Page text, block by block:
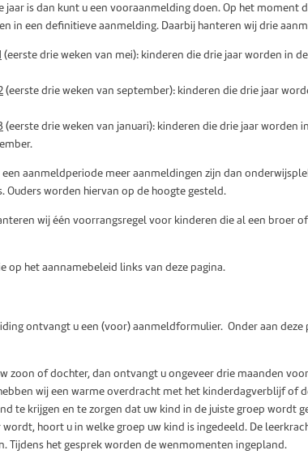
jaar is dan kunt u een vooraanmelding doen. Op het moment
in een definitieve aanmelding. Daarbij hanteren wij drie
(eerste drie weken van mei): kinderen die drie jaar worden in
(eerste drie weken van september): kinderen die drie jaar
(eerste drie weken van januari): kinderen die drie jaar worden
aanmeldperiode meer aanmeldingen zijn dan
Ouders worden hiervan op de hoogte gesteld.
wij één voorrangsregel voor kinderen die al een broer
op het aannamebeleid links van deze pagina.
ontvangt u een (voor) aanmeldformulier. Onder aan deze
zoon of dochter, dan ontvangt u ongeveer drie maanden
wij een warme overdracht met het kinderdagverblijf of
te krijgen en te zorgen dat uw kind in de juiste groep wordt
hoort u in welke groep uw kind is ingedeeld. De
Tijdens het gesprek worden de wenmomenten ingepland.